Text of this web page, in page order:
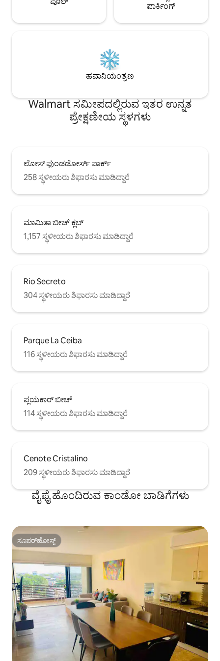
ಪಾರ್ಕಿಂಗ್
ಹವಾನಿಯಂತ್ರಣ
Walmart ಸಮೀಪದಲ್ಲಿರುವ ಇತರ ಉನ್ನತ
ಪ್ರೇಕ್ಷಣೀಯ ಸ್ಥಳಗಳು
ಲೋಸ್ ಫುಂಡಡೋರ್ಸ್ ಪಾರ್ಕ್
258 ಸ್ಥಳೀಯರು ಶಿಫಾರಸು ಮಾಡಿದ್ದಾರೆ
ಮಾಮಿತಾ ಬೀಚ್ ಕ್ಲಬ್
1,157 ಸ್ಥಳೀಯರು ಶಿಫಾರಸು ಮಾಡಿದ್ದಾರೆ
Rio Secreto
304 ಸ್ಥಳೀಯರು ಶಿಫಾರಸು ಮಾಡಿದ್ದಾರೆ
Parque La Ceiba
116 ಸ್ಥಳೀಯರು ಶಿಫಾರಸು ಮಾಡಿದ್ದಾರೆ
ಪ್ಲಯಕಾರ್ ಬೀಚ್
114 ಸ್ಥಳೀಯರು ಶಿಫಾರಸು ಮಾಡಿದ್ದಾರೆ
Cenote Cristalino
209 ಸ್ಥಳೀಯರು ಶಿಫಾರಸು ಮಾಡಿದ್ದಾರೆ
ವೈಫೈ ಹೊಂದಿರುವ ಕಾಂಡೋ ಬಾಡಿಗೆಗಳು
ಸೂಪರ್‌ಹೋಸ್ಟ್
ಸೂಪರ್‌ಹೋಸ್ಟ್